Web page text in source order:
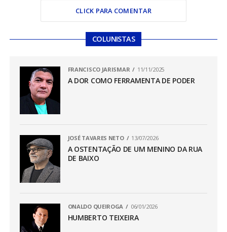
CLICK PARA COMENTAR
COLUNISTAS
FRANCISCO JARISMAR 11/11/2025
A DOR COMO FERRAMENTA DE PODER
JOSÉ TAVARES NETO 13/07/2026
A OSTENTAÇÃO DE UM MENINO DA RUA
DE BAIXO
ONALDO QUEIROGA 06/01/2026
HUMBERTO TEIXEIRA